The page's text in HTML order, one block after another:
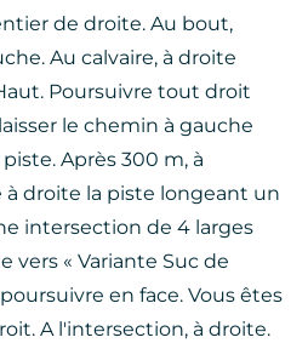
de droite. Au bout,
Au calvaire, à droite
Poursuivre tout droit
le chemin à gauche
Après 300 m, à
à droite la piste longeant un
intersection de 4 larges
vers « Variante Suc de
en face. Vous êtes
A l'intersection, à droite.